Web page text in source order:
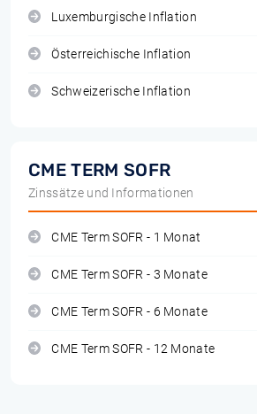
Luxemburgische Inflation
Österreichische Inflation
Schweizerische Inflation
CME TERM SOFR
Zinssätze und Informationen
CME Term SOFR - 1 Monat
CME Term SOFR - 3 Monate
CME Term SOFR - 6 Monate
CME Term SOFR - 12 Monate